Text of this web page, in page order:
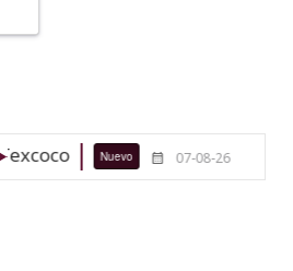
Nuevo 07-08-26 El viaje